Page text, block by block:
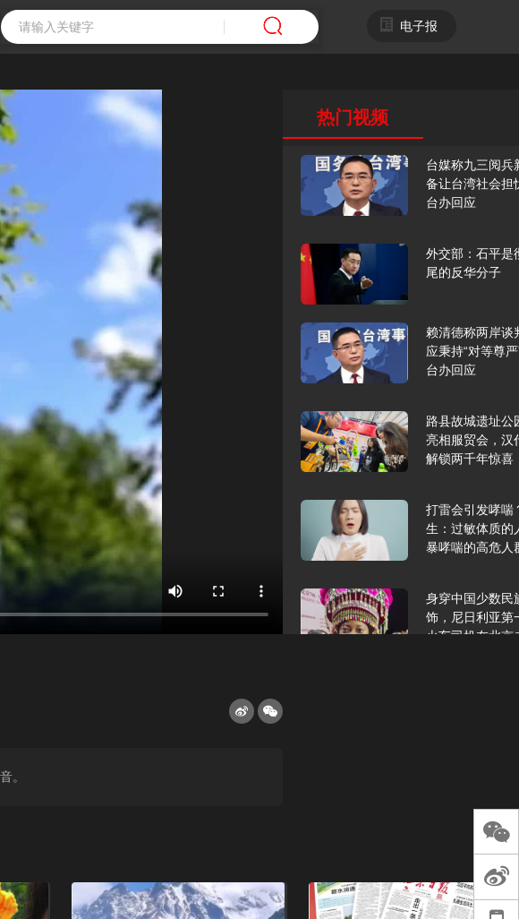
电子报
热门视频
台媒称九三阅兵
备让台湾社会担
台办回应
外交部：石平是
尾的反华分子
赖清德称两岸谈
应秉持“对等尊
台办回应
路县故城遗址公
亮相服贸会，汉
解锁两千年惊喜
打雷会引发哮喘
生：过敏体质的
暴哮喘的高危人
身穿中国少数民
饰，尼日利亚第
火车司机在北京
谈过去 谈谈未来
天桥艺术中心一
演出，国际项目
。